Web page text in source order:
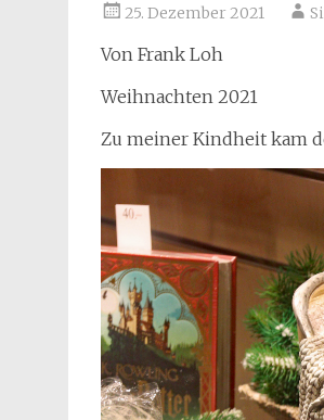
25. Dezember 2021
Von Frank Loh
Weihnachten 2021
Zu meiner Kindheit kam